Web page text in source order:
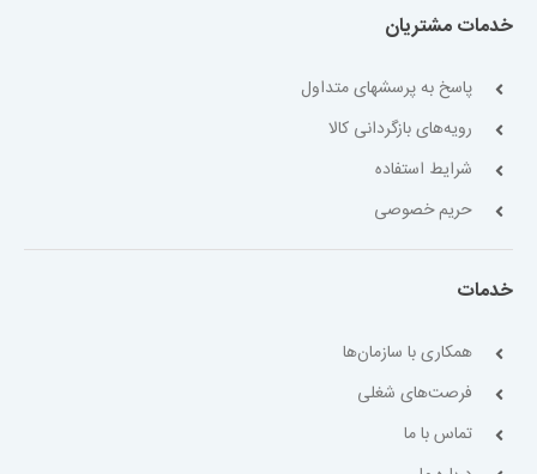
خدمات مشتریان
پاسخ به پرسشهای متداول
رویه‌های بازگردانی کالا
شرایط استفاده
حریم خصوصی
خدمات
همکاری با سازمان‌ها
فرصت‌های شغلی
تماس با ما